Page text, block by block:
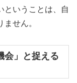
ということは、自
せん。
会」と捉える